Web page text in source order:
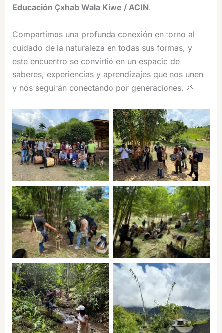
Educación Çxhab Wala Kiwe / ACIN.
Compartimos una profunda conexión en torno al
cuidado de la naturaleza en todas sus formas, y
este encuentro se convirtió en un espacio de
saberes, experiencias y aprendizajes que nos unen
y nos seguirán conectando por generaciones. 🌱
Minga de Flautas y
Tambores a Hacienda
Guadua Bamboo
Minga de Flautas y
Tambores a Hacienda
Guadua Bamboo
Minga de Flautas y
Tambores a Hacienda
Guadua Bamboo
Minga de Flautas y
Tambores a Hacienda
Guadua Bamboo
Minga de Flautas y
Tambores a Hacienda
Guadua Bamboo